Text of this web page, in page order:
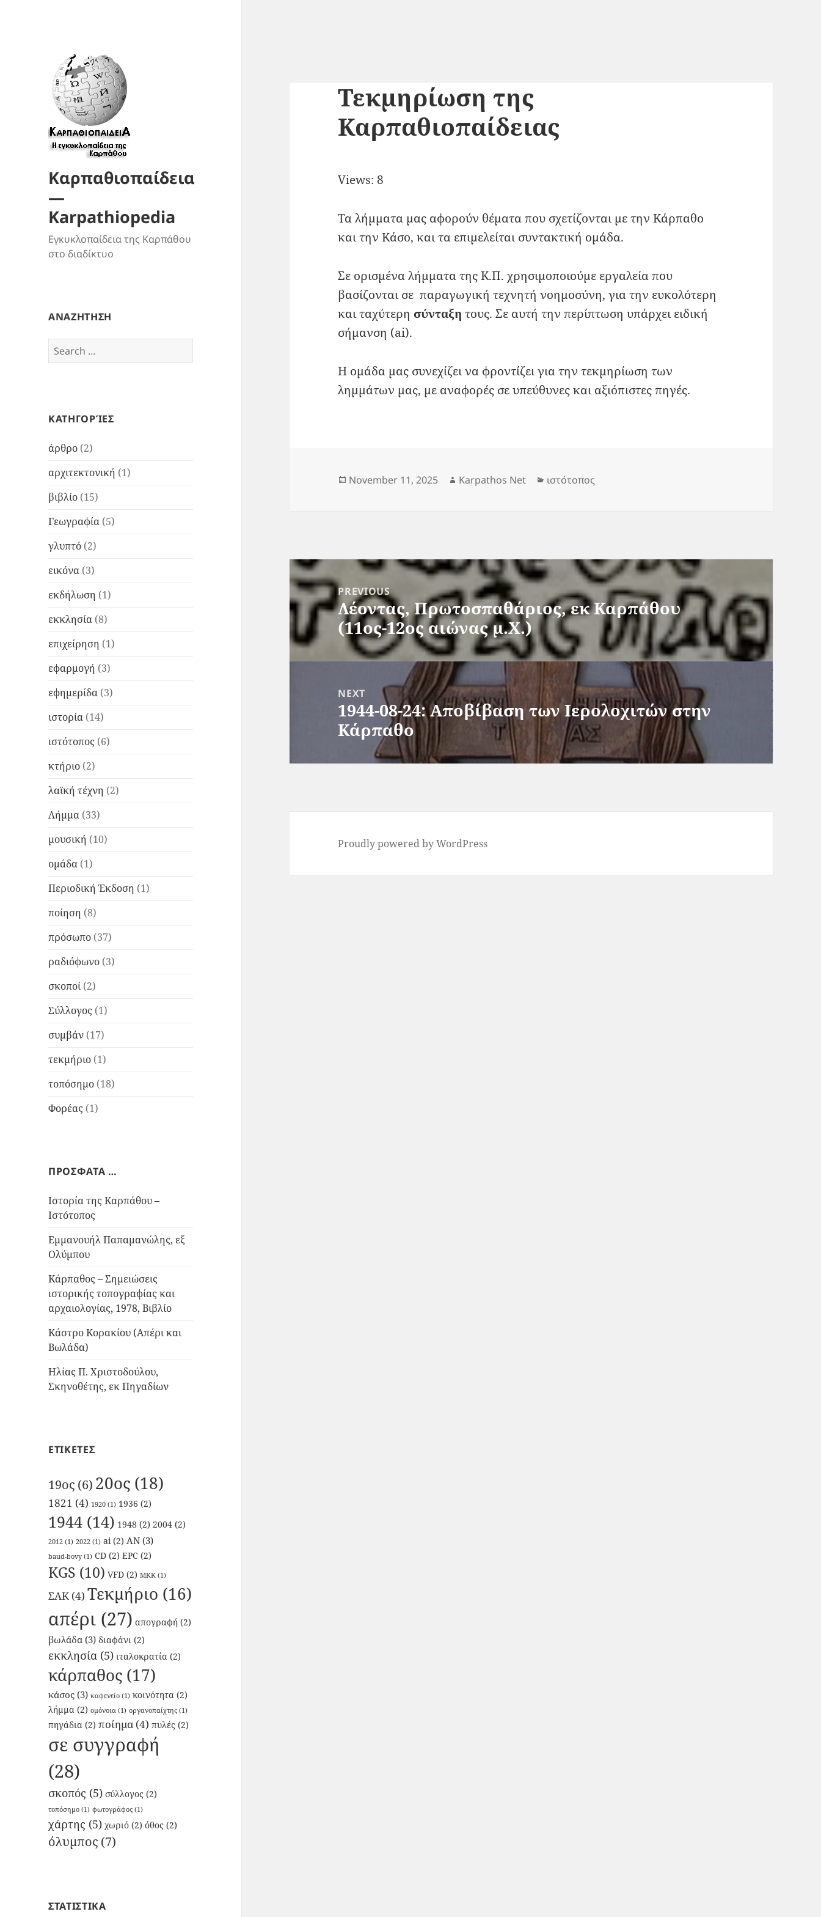
Καρπαθιοπαίδεια
—
Karpathiopedia
Εγκυκλοπαίδεια της Καρπάθου
στο διαδίκτυο
ΑΝΑΖΗΤΗΣΗ
Search
for:
ΚΑΤΗΓΟΡΊΕΣ
άρθρο (2)
αρχιτεκτονική (1)
βιβλίο (15)
Γεωγραφία (5)
γλυπτό (2)
εικόνα (3)
εκδήλωση (1)
εκκλησία (8)
επιχείρηση (1)
εφαρμογή (3)
εφημερίδα (3)
ιστορία (14)
ιστότοπος (6)
κτήριο (2)
λαϊκή τέχνη (2)
Λήμμα (33)
μουσική (10)
ομάδα (1)
Περιοδική Έκδοση (1)
ποίηση (8)
πρόσωπο (37)
ραδιόφωνο (3)
σκοποί(2)
Σύλλογος (1)
συμβάν (17)
τεκμήριο (1)
τοπόσημο (18)
Φορέας (1)
ΠΡΟΣΦΑΤΑ …
Ιστορία της Καρπάθου –
Ιστότοπος
Εμμανουήλ Παπαμανώλης, εξ
Ολύμπου
Κάρπαθος – Σημειώσεις
ιστορικής τοπογραφίας και
αρχαιολογίας, 1978, Βιβλίο
Κάστρο Κορακίου (Απέρι και
Βωλάδα)
Ηλίας Π. Χριστοδούλου,
Σκηνοθέτης, εκ Πηγαδίων
ΕΤΙΚΕΤΕΣ
19ος (6) 20ος (18)
1821 (4) 1920 (1) 1936 (2)
1944 (14) 1948 (2) 2004 (2)
2012 (1) 2022 (1) ai(2) AN(3)
baud-bovy (1) CD (2) EPC (2)
KGS (10) VFD (2) ΜΚΚ (1)
ΣΑΚ (4) Τεκμήριο (16)
απέρι (27) απογραφή (2)
βωλάδα(3) διαφάνι (2)
εκκλησία (5) ιταλοκρατία (2)
κάρπαθος (17)
κάσος(3) καφενείο (1) κοινότητα (2)
λήμμα (2) ομόνοια (1) οργανοπαίχτης (1)
πηγάδια (2) ποίημα (4) πυλές (2)
σε συγγραφή
(28)
σκοπός (5) σύλλογος (2)
τοπόσημο (1) φωτογράφος (1)
χάρτης (5) χωριό (2) όθος (2)
όλυμπος (7)
ΣΤΑΤΙΣΤΙΚΑ
Τεκμηρίωση της
Καρπαθιοπαίδειας
Views: 8
Τα λήμματα μας αφορούν θέματα που σχετίζονται με την Κάρπαθο
και την Κάσο, και τα επιμελείται συντακτική ομάδα.
Σε ορισμένα λήμματα της Κ.Π. χρησιμοποιούμε εργαλεία που
βασίζονται σε παραγωγική τεχνητή νοημοσύνη, για την ευκολότερη
και ταχύτερη σύνταξη τους. Σε αυτή την περίπτωση υπάρχει ειδική
σήμανση (ai).
Η ομάδα μας συνεχίζει να φροντίζει για την τεκμηρίωση των
λημμάτων μας, με αναφορές σε υπεύθυνες και αξιόπιστες πηγές.
Posted
November 11, 2025 Author
Karpathos Net Categories
ιστότοπος
Post
navigationPREVIOUS
Previous
post:
Λέοντας, Πρωτοσπαθάριος, εκ Καρπάθου
(11ος-12ος αιώνας μ.Χ.)
NEXT
Next
post:
1944-08-24: Αποβίβαση των Ιερολοχιτών στην
Κάρπαθο
Proudly powered by WordPress